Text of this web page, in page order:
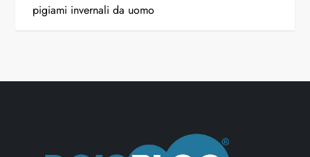
pigiami invernali da uomo